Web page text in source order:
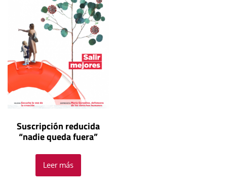
Suscripción reducida
“nadie queda fuera”
Leer más